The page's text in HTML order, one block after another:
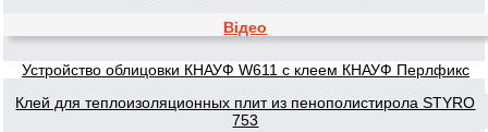
Відео
Устройство облицовки КНАУФ W611 с клеем КНАУФ Перлфикс
Клей для теплоизоляционных плит из пенополистирола STYRO
753